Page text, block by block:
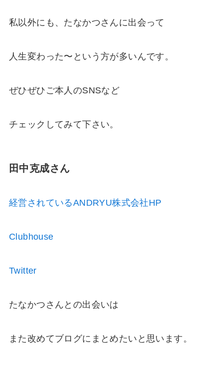
私以外にも、たなかつさんに出会って
人生変わった〜という方が多いんです。
ぜひぜひご本人のSNSなど
チェックしてみて下さい。
田中克成さん
経営されているANDRYU株式会社HP
Clubhouse
Twitter
たなかつさんとの出会いは
また改めてブログにまとめたいと思います。